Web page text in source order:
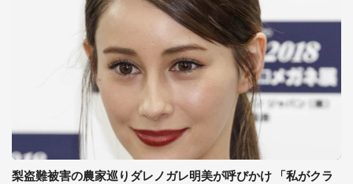
梨盗難被害の農家巡りダレノガレ明美が呼びかけ 「私がクラ